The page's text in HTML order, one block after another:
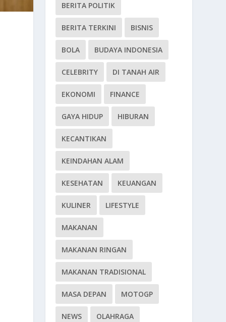
BERITA POLITIK
BERITA TERKINI BISNIS
BOLA BUDAYA INDONESIA
CELEBRITY DI TANAH AIR
EKONOMI FINANCE
GAYA HIDUP HIBURAN
KECANTIKAN
KEINDAHAN ALAM
KESEHATAN KEUANGAN
KULINER LIFESTYLE
MAKANAN
MAKANAN RINGAN
MAKANAN TRADISIONAL
MASA DEPAN MOTOGP
NEWS OLAHRAGA